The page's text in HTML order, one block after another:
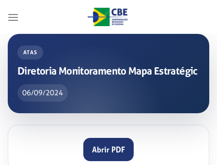
ATAS
Diretoria Monitoramento Mapa Estratégic
06/09/2024
Abrir PDF